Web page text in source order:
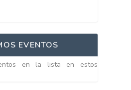
EVENTOS
en la lista en estos